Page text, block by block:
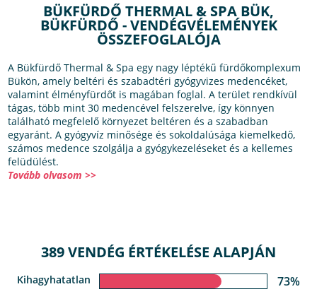
BÜKFÜRDŐ THERMAL & SPA BÜK,
BÜKFÜRDŐ - VENDÉGVÉLEMÉNYEK
ÖSSZEFOGLALÓJA
A Bükfürdő Thermal & Spa egy nagy léptékű fürdőkomplexum
Bükön, amely beltéri és szabadtéri gyógyvizes medencéket,
valamint élményfürdőt is magában foglal. A terület rendkívül
tágas, több mint 30 medencével felszerelve, így könnyen
található megfelelő környezet beltéren és a szabadban
egyaránt. A gyógyvíz minősége és sokoldalúsága kiemelkedő,
számos medence szolgálja a gyógykezeléseket és a kellemes
felüdülést.
Tovább olvasom >>
389 VENDÉG ÉRTÉKELÉSE ALAPJÁN
Kihagyhatatlan 73%